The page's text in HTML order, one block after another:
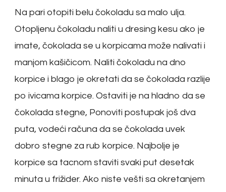
Na pari otopiti belu čokoladu sa malo ulja.
Otopljenu čokoladu naliti u dresing kesu ako je
imate, čokolada se u korpicama može nalivati i
manjom kašičicom. Naliti čokoladu na dno
korpice i blago je okretati da se čokolada razlije
po ivicama korpice. Ostaviti je na hladno da se
čokolada stegne, Ponoviti postupak još dva
puta, vodeći računa da se čokolada uvek
dobro stegne za rub korpice. Najbolje je
korpice sa tacnom staviti svaki put desetak
minuta u frižider. Ako niste vešti sa okretanjem